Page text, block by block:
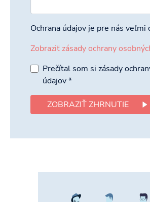
Ochrana údajov je pre nás veľmi
Zobraziť zásady ochrany
Prečítal som si zásady
údajov*
ZOBRAZIŤ ZHRNUTIE